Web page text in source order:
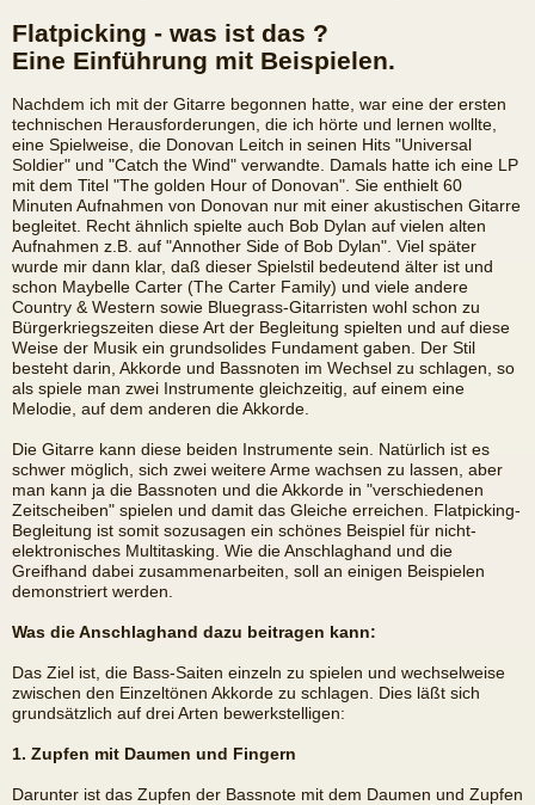
Flatpicking - was ist das ?
Eine Einführung mit Beispielen.
Nachdem ich mit der Gitarre begonnen hatte, war eine der ersten
technischen Herausforderungen, die ich hörte und lernen wollte,
eine Spielweise, die Donovan Leitch in seinen Hits "Universal
Soldier" und "Catch the Wind" verwandte. Damals hatte ich eine LP
mit dem Titel "The golden Hour of Donovan". Sie enthielt 60
Minuten Aufnahmen von Donovan nur mit einer akustischen Gitarre
begleitet. Recht ähnlich spielte auch Bob Dylan auf vielen alten
Aufnahmen z.B. auf "Annother Side of Bob Dylan". Viel später
wurde mir dann klar, daß dieser Spielstil bedeutend älter ist und
schon Maybelle Carter (The Carter Family) und viele andere
Country & Western sowie Bluegrass-Gitarristen wohl schon zu
Bürgerkriegszeiten diese Art der Begleitung spielten und auf diese
Weise der Musik ein grundsolides Fundament gaben. Der Stil
besteht darin, Akkorde und Bassnoten im Wechsel zu schlagen, so
als spiele man zwei Instrumente gleichzeitig, auf einem eine
Melodie, auf dem anderen die Akkorde.
Die Gitarre kann diese beiden Instrumente sein. Natürlich ist es
schwer möglich, sich zwei weitere Arme wachsen zu lassen, aber
man kann ja die Bassnoten und die Akkorde in "verschiedenen
Zeitscheiben" spielen und damit das Gleiche erreichen. Flatpicking-
Begleitung ist somit sozusagen ein schönes Beispiel für nicht-
elektronisches Multitasking. Wie die Anschlaghand und die
Greifhand dabei zusammenarbeiten, soll an einigen Beispielen
demonstriert werden.
Was die Anschlaghand dazu beitragen kann:
Das Ziel ist, die Bass-Saiten einzeln zu spielen und wechselweise
zwischen den Einzeltönen Akkorde zu schlagen. Dies läßt sich
grundsätzlich auf drei Arten bewerkstelligen:
1. Zupfen mit Daumen und Fingern
Darunter ist das Zupfen der Bassnote mit dem Daumen und Zupfen